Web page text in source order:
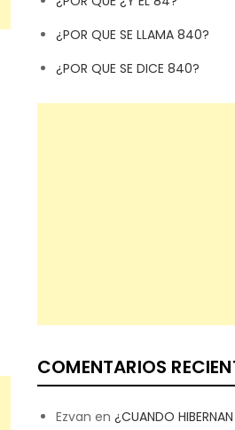
¿POR QUE SE LLAMA 840?
¿POR QUE SE DICE 840?
COMENTARIOS
Ezvan en ¿CUANDO